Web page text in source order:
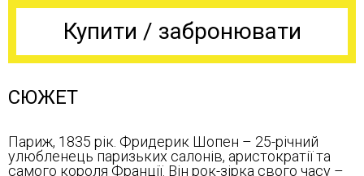
Купити / забронювати
СЮЖЕТ
Париж, 1835 рік. Фридерик Шопен – 25-річний
улюбленець паризьких салонів, аристократії та
самого короля Франції. Він рок-зірка свого часу –